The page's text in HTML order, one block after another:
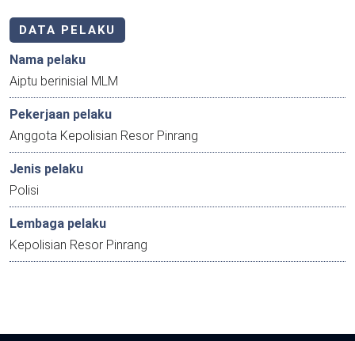
DATA PELAKU
Nama pelaku
Aiptu berinisial MLM
Pekerjaan pelaku
Anggota Kepolisian Resor Pinrang
Jenis pelaku
Polisi
Lembaga pelaku
Kepolisian Resor Pinrang